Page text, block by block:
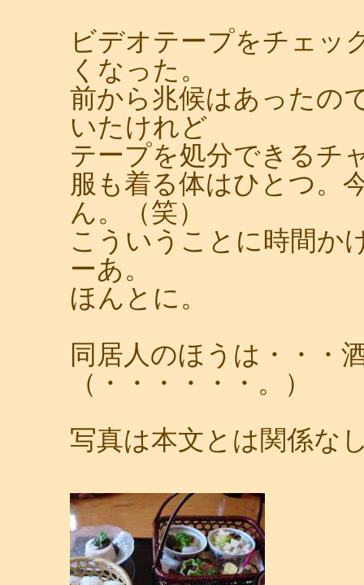
ビデオテープをチェッ
くなった。
前から兆候はあったの
いたけれど
テープを処分できるチ
服も着る体はひとつ。
ん。（笑）
こういうことに時間か
ーあ。
ほんとに。
同居人のほうは・・・
（・・・・・・。）
写真は本文とは関係な